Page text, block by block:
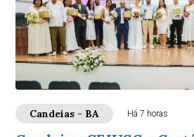
Candeias - BA Há 7 horas